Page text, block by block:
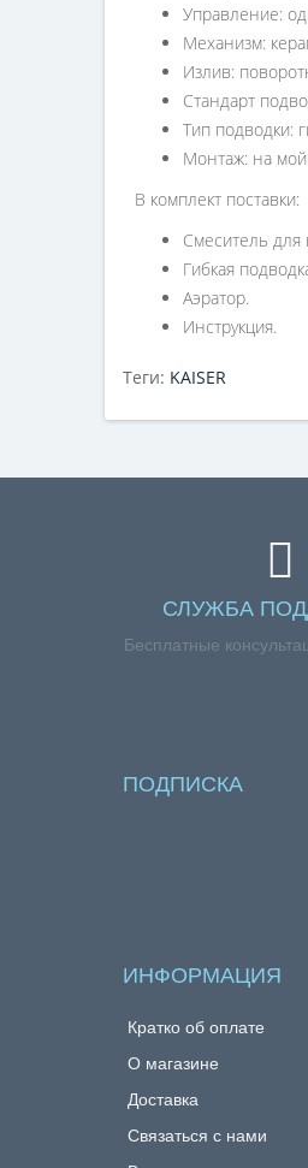
Управление:
Механизм:
Излив:
Стандарт
Тип подводки:
Монтаж: на
В комплект поставки:
Смеситель для
Гибкая
Аэратор.
Инструкция.
Теги: KAISER
СЛУЖБА
Бесплатные
ПОДПИСКА
ИНФОРМАЦИЯ
Кратко об оплате
О магазине
Доставка
Связаться с нами